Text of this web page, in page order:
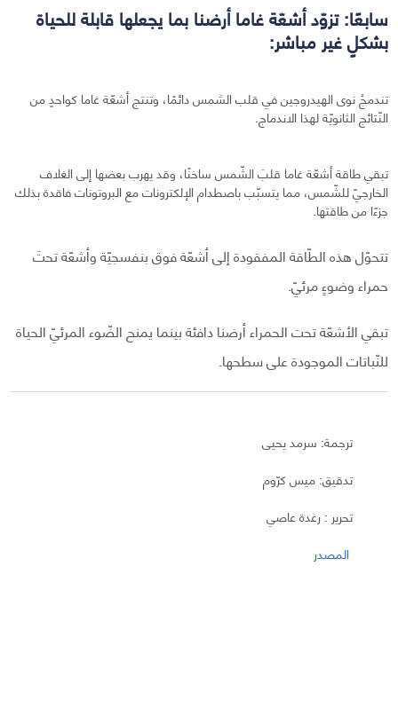
سابعًا: تزوّد أشعّة غاما أرضنا بما يجعلها قابلة للحياة
بشكلٍ غير مباشر:
تندمجُ نوى الهيدروجين في قلب الشمس دائمًا، وتنتج أشعّة غاما كواحدٍ من
النّتائج الثانويّة لهذا الاندماج.
تبقي طاقة أشعّة غاما قلبَ الشّمس ساخنًا، وقد يهرب بعضها إلى الغلاف
الخارجيّ للشّمس، مما يتسبّب باصطدام الإلكترونات مع البروتونات فاقدة بذلك
جزءًا من طاقتها.
تتحوّل هذه الطّاقة المفقودة إلى أشعّة فوق بنفسجيّة وأشعّة تحتَ
حمراء وضوءٍ مرئيّ.
تبقي الأشعّة تحت الحمراء أرضنا دافئة بينما يمنح الضّوء المرئيّ الحياة
للنّباتات الموجودة على سطحها.
ترجمة: سرمد يحيى
تدقيق: ميس كرّوم
تحرير : رغدة عاصي
المصدر